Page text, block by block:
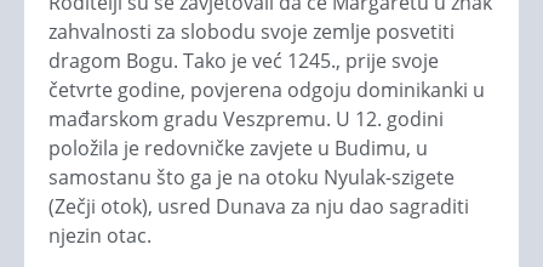
zahvalnosti za slobodu svoje zemlje posvetiti
dragom Bogu. Tako je već 1245., prije svoje
četvrte godine, povjerena odgoju dominikanki u
mađarskom gradu Veszpremu. U 12. godini
položila je redovničke zavjete u Budimu, u
samostanu što ga je na otoku Nyulak-szigete
(Zečji otok), usred Dunava za nju dao sagraditi
njezin otac.